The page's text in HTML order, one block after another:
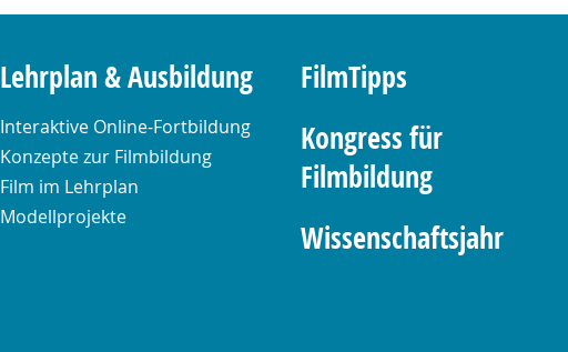
Lehrplan & Ausbildung
Interaktive Online-Fortbildung
Konzepte zur Filmbildung
Film im Lehrplan
Modellprojekte
FilmTipps
Kongress für
Filmbildung
Wissenschaftsjahr